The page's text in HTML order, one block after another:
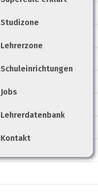
Studizone
Lehrerzone
Schuleinrichtungen
Jobs
Lehrerdatenbank
Kontakt